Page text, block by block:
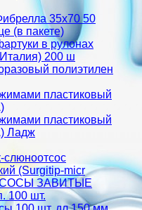
35х70 50
(в пакете)
в рулонах
200 ш
полиэтилен
пластиковый
пластиковый
Ладж
слюноотсос
(Surgitip-micr
ЗАВИТЫЕ
100 шт.